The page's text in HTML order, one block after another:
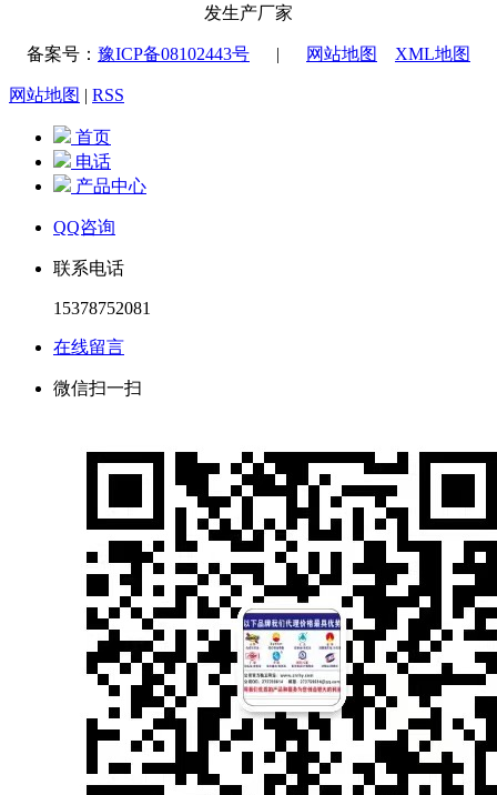
发生产厂家
备案号： 豫ICP备08102443号 | 网站地图 XML地图
网站地图 | RSS
首页
电话
产品中心
QQ咨询
联系电话
15378752081
在线留言
微信扫一扫